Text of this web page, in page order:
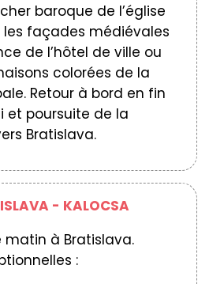
baroque de l’église
les façades médiévales
de l’hôtel de ville ou
colorées de la
Retour à bord en fin
et poursuite de la
Bratislava.
- KALOCSA
matin à Bratislava.
: